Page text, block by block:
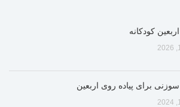
کودکانه
برای پیاده روی اربعین